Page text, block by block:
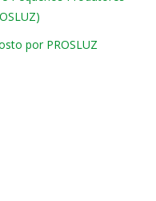
por PROSLUZ